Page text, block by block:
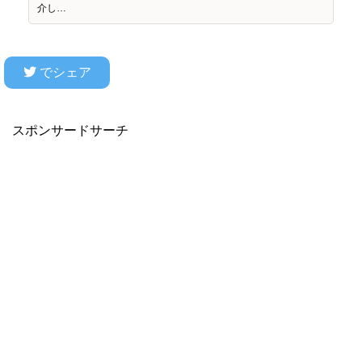
介し…
でシェア
スポンサードサーチ